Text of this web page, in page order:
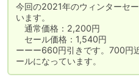
今回の2021年のウィンターセ
います。
通常価格：2,200円
セール価格：1,540円
ーーー660円引きです。700円
ールになっています。